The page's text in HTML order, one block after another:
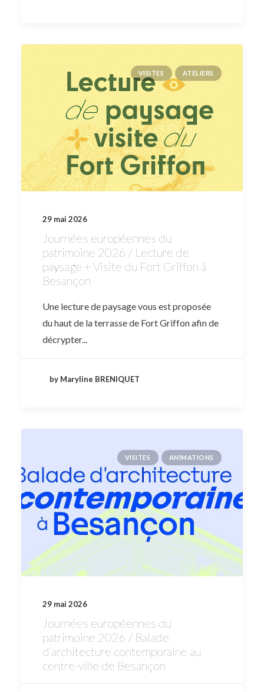
VISITES ATELIERS
29 mai 2026
Journées européennes du
patrimoine 2026 / Lecture de
paysage + Visite du Fort Griffon à
Besançon
Une lecture de paysage vous est proposée
du haut de la terrasse de Fort Griffon afin de
décrypter...
by Maryline BRENIQUET
VISITES ANIMATIONS
29 mai 2026
Journées européennes du
patrimoine 2026 / Balade
d’architecture contemporaine au
centre-ville de Besançon